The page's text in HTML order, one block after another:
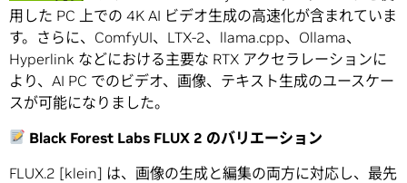
用した PC 上での 4K AI ビデオ生成の高速化が含まれていま
す。さらに、ComfyUI、LTX-2、llama.cpp、Ollama、
Hyperlink などにおける主要な RTX アクセラレーションに
より、AI PC でのビデオ、画像、テキスト生成のユースケー
スが可能になりました。
Black Forest Labs FLUX 2 のバリエーション
FLUX.2 [klein] は、画像の生成と編集の両方に対応し、最先